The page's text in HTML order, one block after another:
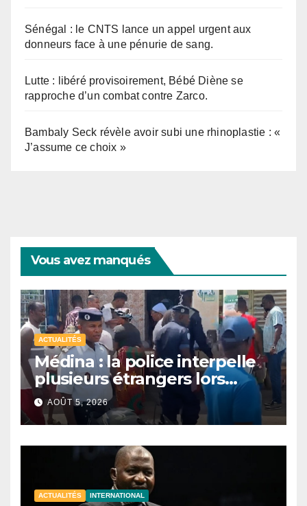
Sénégal : le CNTS lance un appel urgent aux
donneurs face à une pénurie de sang.
Lutte : libéré provisoirement, Bébé Diène se
rapproche d’un combat contre Zarco.
Bambaly Seck révèle avoir subi une rhinoplastie : «
J’assume ce choix »
Vous avez manqués
ACTUALITÉS
Médina : la police interpelle
plusieurs étrangers lors
d’une opération de
sécurisation
AOÛT 5, 2026
ACTUALITÉS INTERNATIONAL